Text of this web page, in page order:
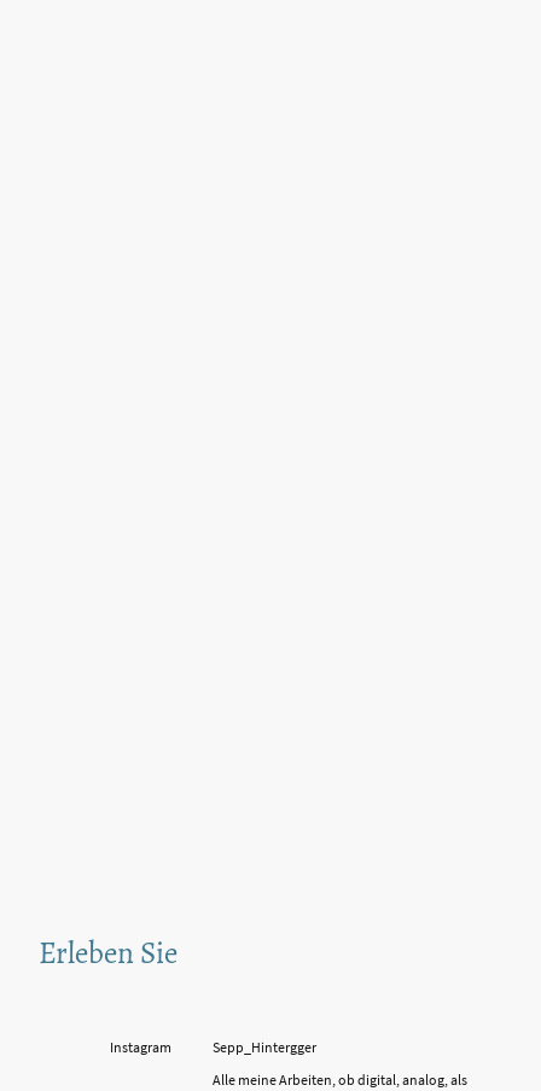
Erleben Sie
Instagram
Sepp_Hintergger
Alle meine Arbeiten, ob digital, analog, als